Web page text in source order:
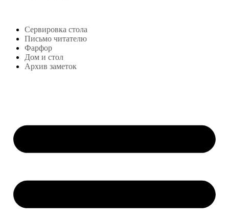
Сервировка стола
Письмо читателю
Фарфор
Дом и стол
Архив заметок